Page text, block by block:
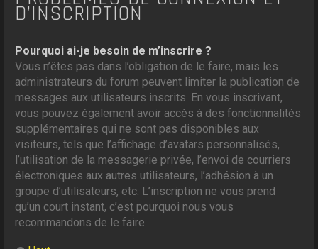
D’INSCRIPTION
Pourquoi ai-je besoin de m’inscrire ?
Vous n’êtes pas dans l’obligation de le faire, mais les
administrateurs du forum peuvent limiter la publication de
messages aux utilisateurs inscrits. En vous inscrivant,
vous pouvez également avoir accès à des fonctionnalités
supplémentaires qui ne sont pas disponibles aux
visiteurs, tels que l’affichage d’avatars personnalisés,
l’utilisation de la messagerie privée, l’envoi de courriers
électroniques aux autres utilisateurs, l’adhésion à un
groupe d’utilisateurs, etc. L’inscription ne vous prend
qu’un court instant, c’est pourquoi nous vous
recommandons de le faire.